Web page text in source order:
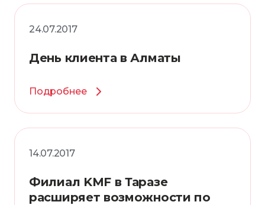
24.07.2017
День клиента в Алматы
Подробнее
14.07.2017
Филиал KMF в Таразе
расширяет возможности по